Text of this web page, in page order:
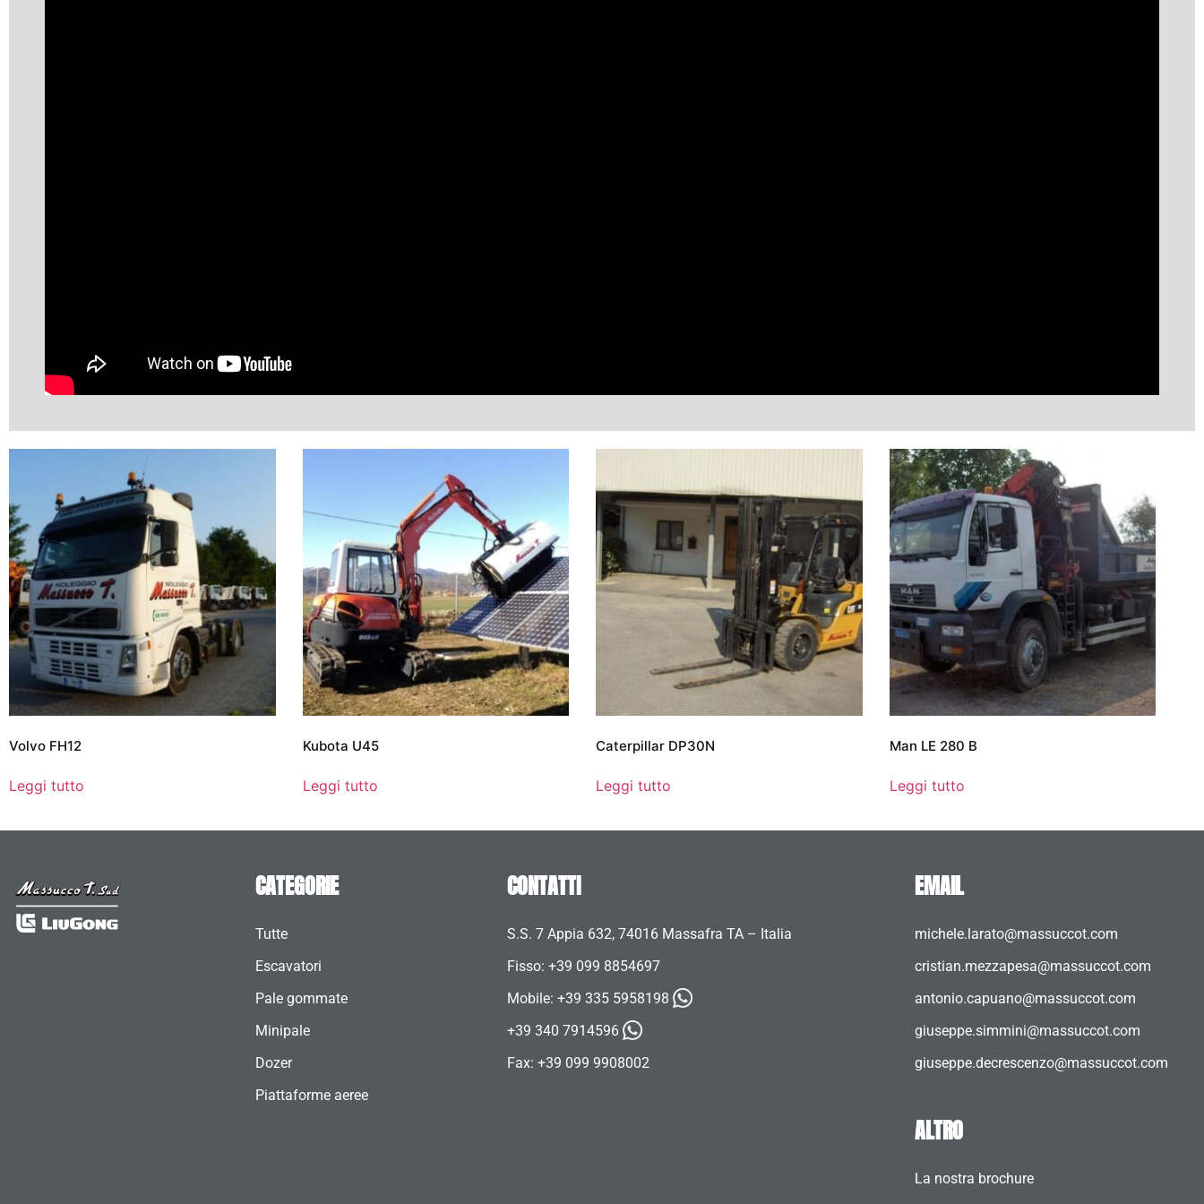
Volvo FH12
Leggi tutto
Kubota U45
Leggi tutto
Caterpillar DP30N
Leggi tutto
Man LE 280 B
Leggi tutto
CATEGORIE
Tutte
Escavatori
Pale gommate
Minipale
Dozer
Piattaforme aeree
CONTATTI
S.S. 7 Appia 632, 74016 Massafra TA – Italia
Fisso: +39 099 8854697
Mobile: +39 335 5958198
+39 340 7914596
Fax: +39 099 9908002
EMAIL
michele.larato@massuccot.com
cristian.mezzapesa@massuccot.com
antonio.capuano@massuccot.com
giuseppe.simmini@massuccot.com
giuseppe.decrescenzo@massuccot.com
ALTRO
La nostra brochure